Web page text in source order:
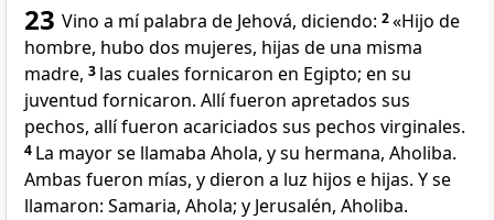
23 Vino a mí palabra de Jehová, diciendo: 2«Hijo de
hombre, hubo dos mujeres, hijas de una misma
madre, 3 las cuales fornicaron en Egipto; en su
juventud fornicaron. Allí fueron apretados sus
pechos, allí fueron acariciados sus pechos virginales.
4 La mayor se llamaba Ahola, y su hermana, Aholiba.
Ambas fueron mías, y dieron a luz hijos e hijas. Y se
llamaron: Samaria, Ahola; y Jerusalén, Aholiba.